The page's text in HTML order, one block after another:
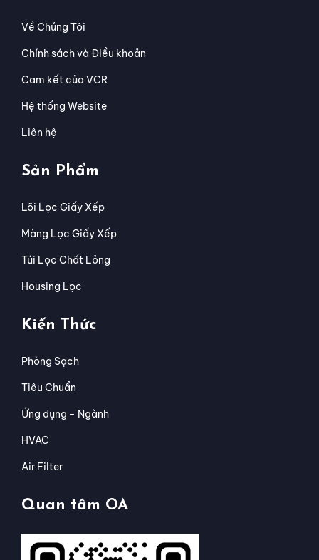
Về Chúng Tôi
Chính sách và Điều khoản
Cam kết của VCR
Hệ thống Website
Liên hệ
Sản Phẩm
Lõi Lọc Giấy Xếp
Màng Lọc Giấy Xếp
Túi Lọc Chất Lỏng
Housing Lọc
Kiến Thức
Phòng Sạch
Tiêu Chuẩn
Ứng dụng - Ngành
HVAC
Air Filter
Quan tâm OA